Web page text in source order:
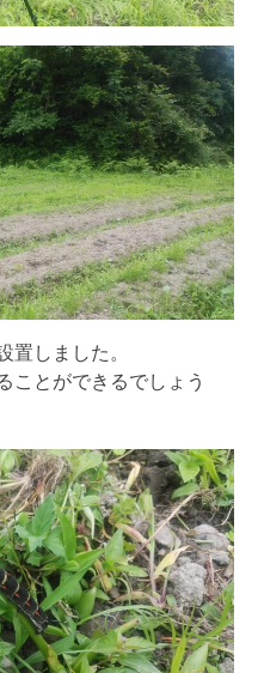
置しました。
ことができるでしょう